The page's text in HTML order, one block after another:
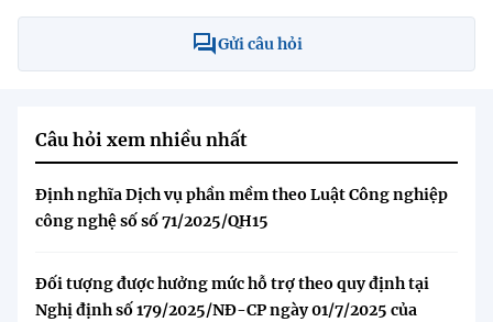
Gửi câu hỏi
Câu hỏi xem nhiều nhất
Định nghĩa Dịch vụ phần mềm theo Luật Công nghiệp
công nghệ số số 71/2025/QH15
Đối tượng được hưởng mức hỗ trợ theo quy định tại
Nghị định số 179/2025/NĐ-CP ngày 01/7/2025 của